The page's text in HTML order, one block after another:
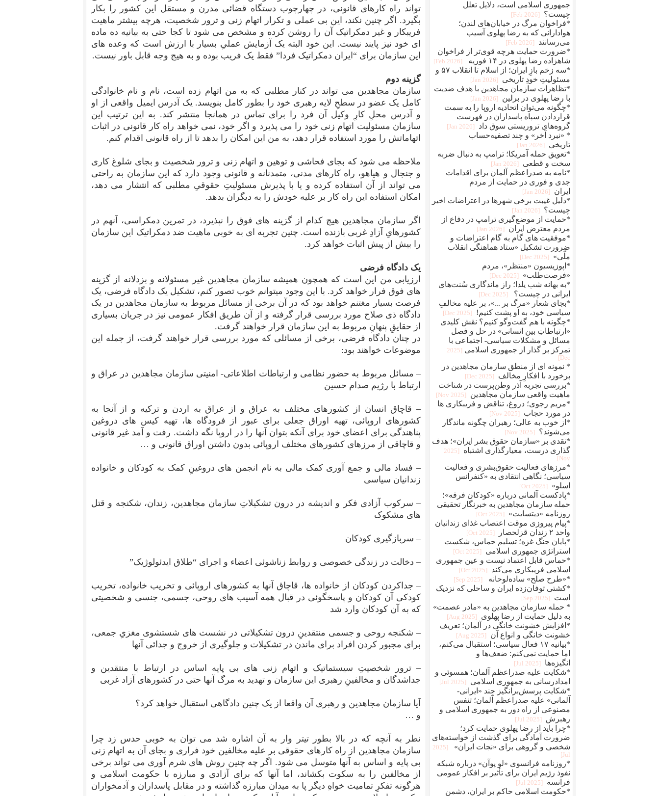
تواند راه کارهای قانونی، در چهارچوب دستگاه قضائی مدرن و مستقل این کشور را بکار
بگیرد. اگر چنین نکند، این بی عملی و تکرار اتهام زنی و ترور شخصیت، هرچه بیشتر ماهیت
فریبکار و غیر دمکراتیک آن را روشن کرده و مشخص می شود تا کجا حتی به بیانیه ده ماده
ای خود نیز پایند نیست. این خود البته یک آزمایش عملیِ بسیار با ارزش است که وعده های
این سازمان برای “ایران دمکراتیک فردا” فقط یک فریب بوده و به هیج وجه قابل باور نیست.
گزینه دوم
سازمان مجاهدین می تواند در کنار مطلبی که به من اتهام زده است، نام و نام خانوادگی
کامل یک عضو در سطحِ لایه رهبری خود را بطور کامل بنویسد. یک آدرس ایمیل واقعی از او
و آدرس محلِ کارِ وکیل آن فرد را برای تماس در همانجا منتشر کند. به این ترتیب این
سازمان مسئولیت اتهام زنی خود را می پذیرد و اگر خود، نمی خواهد راه کار قانونی در اثبات
اتهاماتش را مورد استفاده قرار دهد، به من این امکان را بدهد تا از راه قانونی اقدام کنم.
ملاحظه می شود که بجای فحاشی و توهین و اتهام زنی و ترور شخصیت و بجای شلوغ کاری
و جنجال و هیاهو، راه کارهای مدنی، متمدنانه و قانونی وجود دارد که این سازمان به راحتی
می تواند از آن استفاده کرده و یا با پذیرش مسئولیتِِ حقوقیِ مطلبی که انتشار می دهد،
امکان استفاده این راه کار بر علیه خودش را به دیگران بدهد.
اگر سازمان مجاهدین هیچ کدام از گزینه های فوق را نپذیرد، در تمرین دمکراسی، آنهم در
کشورهایِ آزادِ غربی بازنده است. چنین تجربه ای به خوبی ماهیت ضد دمکراتیک این سازمان
را بیش از پیش اثبات خواهد کرد.
یک دادگاه فرضی
ارزیابی من این است که همچون همیشه سازمان مجاهدین غیر مسئولانه و بزدلانه از گزینه
های فوق فرار خواهد کرد. با این وجود میتوانم خوب تصور کنم، تشکیل یک دادگاه فرضی، یک
فرصت بسیار مغتنم خواهد بود که در آن برخی از مسائل مربوط به سازمان مجاهدین در یک
دادگاه ذی صلاح مورد بررسی قرار گرفته و از آن طریق افکار عمومی نیز در جریان بسیاری
از حقایقِ پنهانِ مربوط به این سازمان قرار خواهند گرفت.
در چنان دادگاه فرضی، برخی از مسائلی که مورد بررسی قرار خواهند گرفت، از جمله این
موضوعات خواهند بود:
– مسائل مربوط به حضور نظامی و ارتباطات اطلاعاتی- امنیتی سازمان مجاهدین در عراق و
ارتباط با رژیم صدام حسین
– قاچاق انسان از کشورهای مختلف به عراق و از عراق به اردن و ترکیه و از آنجا به
کشورهای اروپائی، تهیه اوراق جعلی برای عبور از فرودگاه ها، تهیه کیس های دروغین
پناهندگی برای اعضای خود برای آنکه بتوان آنها را در اروپا نگه داشت. رفت و آمد غیر قانونی
و قاچاقی از مرزهای کشورهای مختلف اروپائی بدون داشتن اوراق قانونی و …
– فساد مالی و جمع آوری کمک مالی به نام انجمن های دروغینِ کمک به کودکان و خانواده
زندانیان سیاسی
– سرکوب آزادی فکر و اندیشه در درون تشکیلاتِ سازمان مجاهدین، زندان، شکنجه و قتل
های مشکوک
– سربازگیری کودکان
– دخالت در زندگی خصوصی و روابط زناشوئی اعضاء و اجرای “طلاق ایدئولوژیک”
– جداکردن کودکان از خانواده ها، قاچاق آنها به کشورهای اروپائی و تخریب خانواده، تخریب
کودکی آن کودکان و پاسخگوئی در قبال همه آسیب های روحی، جسمی، جنسی و شخصیتی
که به آن کودکان وارد شد
– شکنجه روحی و جسمی منتقدینِ درون تشکیلاتی در نشست های شستشوی مغزیِ جمعی،
برای مجبور کردن افراد برای ماندن در تشکیلات و جلوگیری از خروج و جدائی آنها
– ترور شخصیتِ سیستماتیک و اتهام زنی های بی پایه اساس در ارتباط با منتقدین و
جداشدگان و مخالفینِ رهبری این سازمان و تهدید به مرگ آنها حتی در کشورهای آزاد غربی
آیا سازمان مجاهدین و رهبری آن واقعا از یک چنین دادگاهی استقبال خواهد کرد؟
و …
نطر به آنچه که در بالا بطور تیتر وار به آن اشاره شد می توان به خوبی حدس زد چرا
سازمان مجاهدین از راه کارهای حقوقی بر علیه مخالفین خود فراری و بجای آن به اتهام زنی
بی پایه و اساس به آنها متوسل می شود. اگر چه چنین روش های شرم آوری می تواند برخی
از مخالفین را به سکوت بکشاند، اما آنها که برای آزادی و مبارزه با حکومت اسلامی و
هرگونه تفکرِ تمامیت خواهِ دیگر پا به میدان مبارزه گذاشته و در مقابل پاسداران و آدمخواران
جمهوری اسلامی است، دلایل تعلل
چیست؟
[2026 Feb]
*فراخوان مرگ در خیابان‌های لندن؛
هوادارانی که به رضا پهلوی آسیب
می‌رسانند
[2026 Feb]
*ضرورت حمایت هرچه قوی‌تر از فراخوان
شاهزاده رضا پهلوی در ۱۴ فوریه
[2026 Feb]
*سه زخم بازِ ایران؛ از اسلام تا انقلاب ۵۷ و
مسئولیتِ خودِ تاریخی
[2026 Jan]
*تظاهرات سازمان مجاهدین با هدف ضدیت
با رضا پهلوی در برلین
[2026 Jan]
*چگونه می‌توان اتحادیه اروپا را به سمت
قراردادن سپاه پاسداران در فهرست
گروه‌های تروریستی سوق داد
[2026 Jan]
* «نبرد آخر» و چند تصفیه‌حساب
تاریخی
[2026 Jan]
*تعویق حمله آمریکا؛ ترامپ به دنبال ضربه
سخت و قطعی
[2026 Jan]
*نامه به صدراعظم آلمان برای اقدامات
جدی و فوری در حمایت از مردم
ایران
[2026 Jan]
*دلیل غیبت برخی شهرها در اعتراضات اخیر
چیست؟
[2026 Jan]
*حمایت از موضع‌گیری ترامپ در دفاع از
مردم معترض ایران
[2026 Jan]
*موفقیت های گام به گام اعتراضات و
ضرورت تشکیل «ستاد هماهنگی انقلاب
ملّی»
[2025 Dec]
*اپوزیسیون «منتظر»، مردم
«فرصت‌طلب»
[2025 Dec]
*به بهانه شب یلدا؛ راز ماندگاری سُنت‌های
ایرانی در چیست؟
[2025 Dec]
*بجای شعار «مرگ بر ...»، بر علیه مخالفِ
سیاسی خود، به او پشت کنیم!
[2025 Dec]
*چگونه با هم گفت‌وگو کنیم؟ نقش کلیدی
«ارتباطاتِ بین انسانی» در حل و فصل
مسائل و مشکلات سیاسی- اجتماعی با
تمرکز بر گذار از جمهوری اسلامی
[2025
Dec]
* نمونه ای از منطق سازمان مجاهدین در
برخورد با افکارِ مخالف
[2025 Dec]
*بررسی تجربه آذر وطن‌پرست در شناخت
ماهیت واقعی سازمان مجاهدین
[2025 Nov]
*مریم رجوی؛ دروغ، تناقض و فریبکاری ها
در مورد حجاب
[2025 Nov]
*از خوب به عالی؛ رهبران چگونه ماندگار
می‌شوند؟
[2025 Nov]
*نقدی بر «سازمان حقوق بشر ایران»؛ هدف
گذاری درست، معیارگذاری اشتباه
[2025
Nov]
*مرزهای فعالیت حقوق‌بشری و فعالیت
سیاسی؛ نگاهی انتقادی به «کنفرانس
اسلو»
[2025 Oct]
*پادکست آلمانی درباره «کودکان فرقه»؛
حمله سازمان مجاهدین به خبرنگار تحقیقی
روزنامه «دیتسایت»
[2025 Oct]
*پیام پیروزی موقت اعتصاب غذای زندانیان
واحد ۲ زندان قزلحصار
[2025 Oct]
*پایان جنگ غزه؛ تسلیم حماس، شکست
استراتژی جمهوری اسلامی
[2025 Oct]
*حماس قابل اعتماد نیست و عین جمهوری
اسلامی فریبکاری می‌کند
[2025 Oct]
*«طرح صلح» ساده‌لوحانه [2025 Sep]
*کشتی توفان‌زده ایران و ساحلی که نزدیک
است
[2025 Sep]
* حمله سازمان مجاهدین به «مادر عصمت»
به دلیل حمایت از رضا پهلوی
[2025 Aug]
*افزایش خشونت خانگی در آلمان؛ تعریف
خشونت خانگی و انواع آن
[2025 Aug]
*بیانیه ۱۷ فعال سیاسی؛ استقبال می‌کنم،
اما حمایت نمی‌کنم: ضعف‌ها و
انگیزه‌ها
[2025 Jul]
*شکایت علیه صدراعظم آلمان؛ همسوئی و
امدادرسانی به جمهوری اسلامی
[2025 Jul]
*شکایت پرسش‌برانگیز چند «ایرانی-
آلمانی» علیه صدراعظم آلمان؛ تنفس
مصنوعی از راه دور به جمهوری اسلامی و
رهبرش
[2025 Jul]
*چرا باید از رضا پهلوی حمایت کرد؛
ضرورت آمادگی برای گذشت از خواسته‌های
شخصی و گروهی برای «نجات ایران»
[2025
Jul]
*روزنامه فرانسوی «لو پوآن» درباره شبکه
نفوذ رژیم ایران برای تأثیر بر افکار عمومی‌
فرانسه
[2025 Jul]
*حکومت اسلامی حاکم بر ایران، دشمن